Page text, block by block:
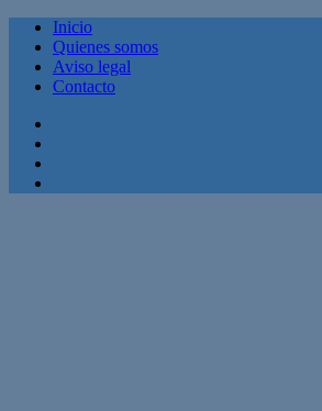
Inicio
Quienes somos
Aviso legal
Contacto